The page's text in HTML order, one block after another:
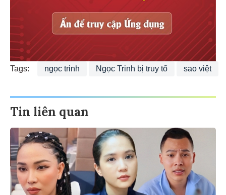
Tags: ngọc trinh Ngọc Trinh bị truy tố sao việt
Tin liên quan